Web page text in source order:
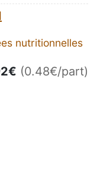
nutritionnelles
€ (0.48€/part)